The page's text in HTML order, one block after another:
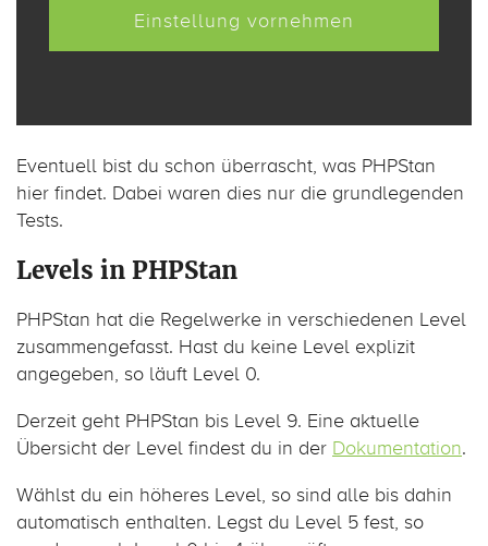
Einstellung vornehmen
Eventuell bist du schon überrascht, was PHPStan
hier findet. Dabei waren dies nur die grundlegenden
Tests.
Levels in PHPStan
PHPStan hat die Regelwerke in verschiedenen Level
zusammengefasst. Hast du keine Level explizit
angegeben, so läuft Level 0.
Derzeit geht PHPStan bis Level 9. Eine aktuelle
Übersicht der Level findest du in der Dokumentation.
Wählst du ein höheres Level, so sind alle bis dahin
automatisch enthalten. Legst du Level 5 fest, so